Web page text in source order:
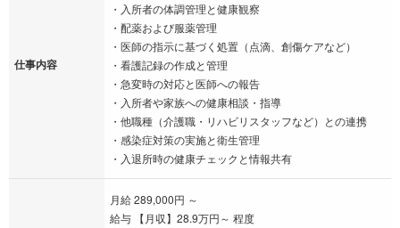
仕事内容
・入所者の体調管理と健康観察
・配薬および服薬管理
・医師の指示に基づく処置（点滴、創傷ケアなど）
・看護記録の作成と管理
・急変時の対応と医師への報告
・入所者や家族への健康相談・指導
・他職種（介護職・リハビリスタッフなど）との連携
・感染症対策の実施と衛生管理
・入退所時の健康チェックと情報共有
月給 289,000円 ～
給与 【月収】28.9万円～ 程度